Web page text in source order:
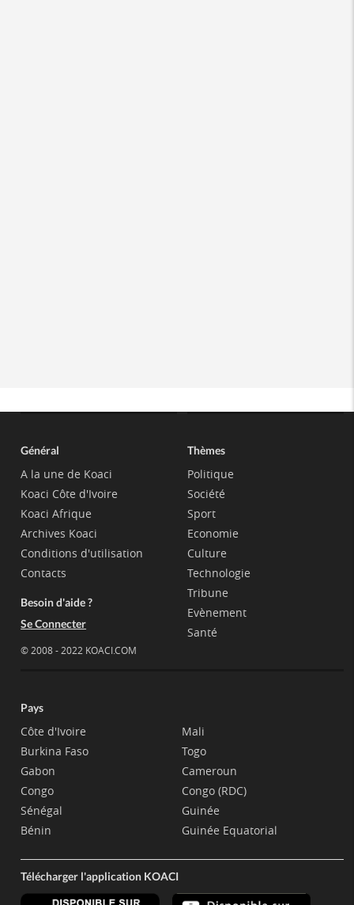
Général
A la une de Koaci
Koaci Côte d'Ivoire
Koaci Afrique
Archives Koaci
Conditions d'utilisation
Contacts
Besoin d'aide ?
Se Connecter
© 2008 - 2022 KOACI.COM
Thèmes
Politique
Société
Sport
Economie
Culture
Technologie
Tribune
Evènement
Santé
Pays
Côte d'Ivoire
Burkina Faso
Gabon
Congo
Sénégal
Bénin
Mali
Togo
Cameroun
Congo (RDC)
Guinée
Guinée Equatorial
Télécharger l'application KOACI